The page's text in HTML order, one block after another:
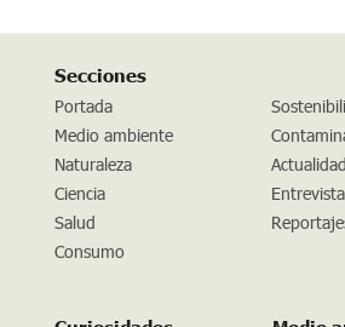
Secciones
Portada
Medio ambiente
Naturaleza
Actualidad
Ciencia
Salud
Consumo